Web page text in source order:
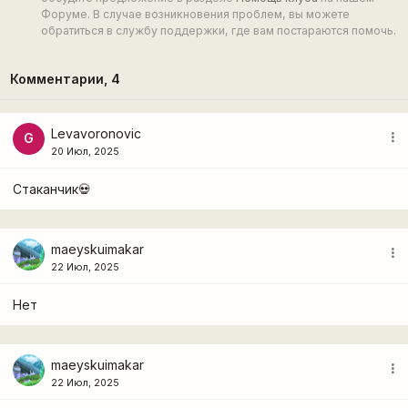
Форуме. В случае возникновения проблем, вы можете
обратиться в службу поддержки, где вам постараются помочь.
Комментарии, 4
G Levavoronovic
20 Июл, 2025
more_vert
Стаканчик💀
maeyskuimakar
22 Июл, 2025
more_vert
Нет
maeyskuimakar
22 Июл, 2025
more_vert